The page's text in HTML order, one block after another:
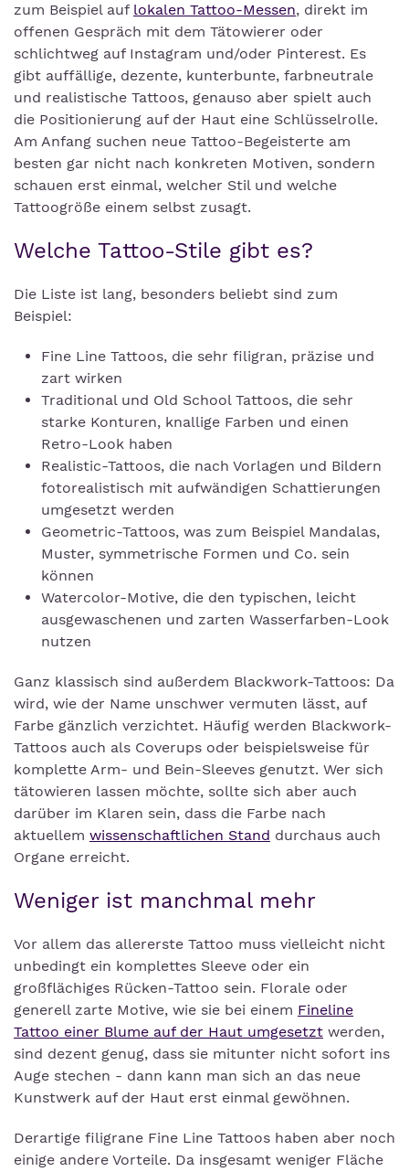
zum Beispiel auf lokalen Tattoo-Messen, direkt im
offenen Gespräch mit dem Tätowierer oder
schlichtweg auf Instagram und/oder Pinterest. Es
gibt auffällige, dezente, kunterbunte, farbneutrale
und realistische Tattoos, genauso aber spielt auch
die Positionierung auf der Haut eine Schlüsselrolle.
Am Anfang suchen neue Tattoo-Begeisterte am
besten gar nicht nach konkreten Motiven, sondern
schauen erst einmal, welcher Stil und welche
Tattoogröße einem selbst zusagt.
Welche Tattoo-Stile gibt es?
Die Liste ist lang, besonders beliebt sind zum
Beispiel:
Fine Line Tattoos, die sehr filigran, präzise und
zart wirken
Traditional und Old School Tattoos, die sehr
starke Konturen, knallige Farben und einen
Retro-Look haben
Realistic-Tattoos, die nach Vorlagen und Bildern
fotorealistisch mit aufwändigen Schattierungen
umgesetzt werden
Geometric-Tattoos, was zum Beispiel Mandalas,
Muster, symmetrische Formen und Co. sein
können
Watercolor-Motive, die den typischen, leicht
ausgewaschenen und zarten Wasserfarben-Look
nutzen
Ganz klassisch sind außerdem Blackwork-Tattoos: Da
wird, wie der Name unschwer vermuten lässt, auf
Farbe gänzlich verzichtet. Häufig werden Blackwork-
Tattoos auch als Coverups oder beispielsweise für
komplette Arm- und Bein-Sleeves genutzt. Wer sich
tätowieren lassen möchte, sollte sich aber auch
darüber im Klaren sein, dass die Farbe nach
aktuellem wissenschaftlichen Stand durchaus auch
Organe erreicht.
Weniger ist manchmal mehr
Vor allem das allererste Tattoo muss vielleicht nicht
unbedingt ein komplettes Sleeve oder ein
großflächiges Rücken-Tattoo sein. Florale oder
generell zarte Motive, wie sie bei einem Fineline
Tattoo einer Blume auf der Haut umgesetzt werden,
sind dezent genug, dass sie mitunter nicht sofort ins
Auge stechen - dann kann man sich an das neue
Kunstwerk auf der Haut erst einmal gewöhnen.
Derartige filigrane Fine Line Tattoos haben aber noch
einige andere Vorteile. Da insgesamt weniger Fläche